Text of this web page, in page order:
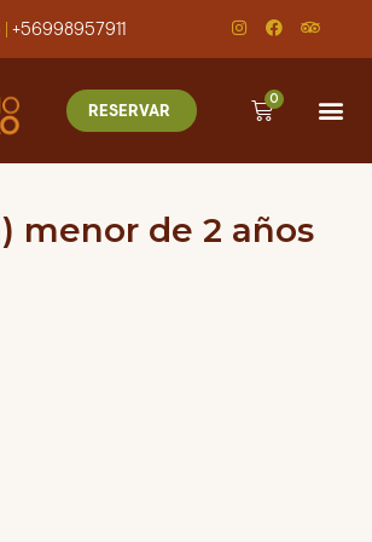
|+56998957911
RESERVAR
0
menor de 2 años